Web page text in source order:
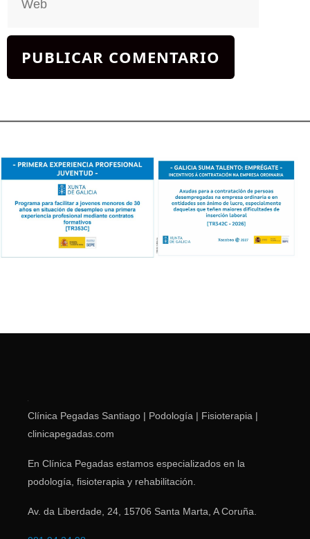
Clínica Pegadas Santiago | Podología | Fisioterapia |
clinicapegadas.com
En Clínica Pegadas estamos especializados en la
podología, fisioterapia y rehabilitación.
Av. da Liberdade, 24 15706 Santa Marta A Coruña